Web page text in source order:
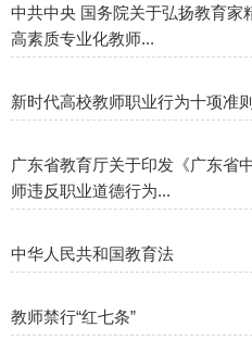
中共中央 国务院关于弘扬教育家
高素质专业化教师...
新时代高校教师职业行为十项准则
广东省教育厅关于印发《广东省
师违反职业道德行为...
中华人民共和国教育法
教师禁行“红七条”